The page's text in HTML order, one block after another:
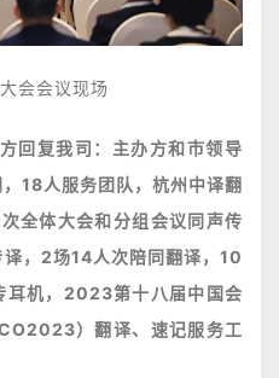
会会议现场
回复我司：主办方和市领导
18人服务团队，杭州中译翻
全体大会和分组会议同声传
，2场14人次陪同翻译，10
机，2023第十八届中国会
）翻译、速记服务工